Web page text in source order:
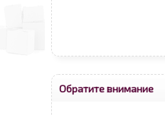
Обратите внимание